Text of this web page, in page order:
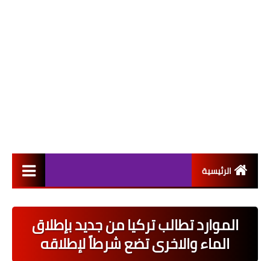
الرئيسية
اخبار القطاع العام
اخبار القطاع الخاص
الموارد تطالب تركيا من جديد بإطلاق
الماء والاخرى تضع شرطاً لإطلاقه